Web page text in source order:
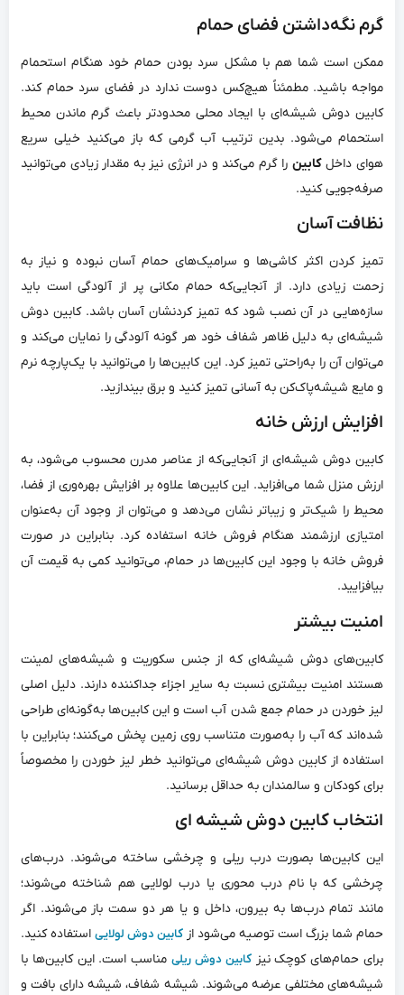
گرم نگه‌داشتن فضای حمام
ممکن است شما هم با مشکل سرد بودن حمام خود هنگام استحمام
مواجه باشید. مطمئناً هیچ‌کس دوست ندارد در فضای سرد حمام کند‌.
کابین دوش شیشه‌ای با ایجاد محلی محدودتر باعث گرم ماندن محیط
استحمام می‌شود. بدین ترتیب آب گرمی که باز می‌کنید خیلی سریع
هوای داخلکابینرا گرم می‌کند و در انرژی نیز به مقدار زیادی می‌توانید
صرفه‌جویی کنید.
نظافت آسان
تمیز کردن اکثر کاشی‌ها و سرامیک‌های حمام آسان نبوده و نیاز به
زحمت زیادی دارد. از آنجایی‌که حمام مکانی پر از آلودگی است باید
سازه‌هایی در آن نصب شود که تمیز کردنشان آسان باشد. کابین دوش
شیشه‌ای به دلیل ظاهر شفاف خود هر گونه آلودگی را نمایان می‌کند و
می‌توان آن را به‌راحتی تمیز کرد. این کابین‌ها را می‌توانید با یک‌پارچه نرم
و مایع شیشه‌پاک‌کن به آسانی تمیز کنید و برق بیندازید.
افزایش ارزش خانه
کابین دوش شیشه‌ای از آنجایی‌که از عناصر مدرن محسوب می‌شود، به
ارزش منزل شما می‌افزاید. این کابین‌ها علاوه بر افزایش بهره‌وری از فضا،
محیط را شیک‌تر و زیباتر نشان می‌دهد و می‌توان از وجود آن به‌عنوان
امتیازی ارزشمند هنگام فروش خانه استفاده کرد. بنابراین در صورت
فروش خانه با وجود این کابین‌ها در حمام، می‌توانید کمی به قیمت آن
بیافزایید.
امنیت بیشتر
کابین‌های دوش شیشه‌ای که از جنس سکوریت و شیشه‌های لمینت
هستند امنیت بیشتری نسبت به سایر اجزاء جداکننده دارند. دلیل اصلی
لیز خوردن در حمام جمع شدن آب است و این کابین‌ها به‌گونه‌ای طراحی
شده‌اند که آب را به‌صورت متناسب روی زمین پخش می‌کنند؛ بنابراین با
استفاده از کابین دوش شیشه‌ای می‌توانید خطر لیز خوردن را مخصوصاً
برای کودکان و سالمندان به حداقل برسانید.
انتخاب کابین دوش شیشه ای
این کابین‌ها بصورت درب ریلی و چرخشی ساخته می‌شوند. درب‌های
چرخشی که با نام درب محوری یا درب لولایی هم شناخته می‌شوند؛
مانند تمام درب‌ها به بیرون، داخل و یا هر دو سمت باز می‌شوند. اگر
حمام‌ شما بزرگ است توصیه می‌شود از کابین دوش لولاییاستفاده کنید.
برای حمام‌های کوچک نیزکابین دوش ریلیمناسب است. این کابین‌ها با
شیشه‌های مختلفی عرضه می‌شوند. شیشه شفاف، شیشه دارای بافت و